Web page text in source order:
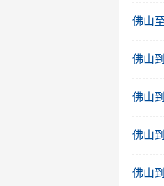
佛山
佛山
佛山
佛山
佛山